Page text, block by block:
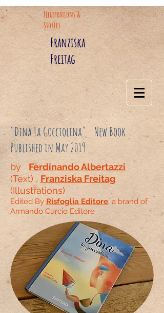
Illustrations &
Stories
Franziska
Freitag
"Dina La Gocciolina" New Book
Published in May 2019
by Ferdinando Albertazzi
(Text) , Franziska Freitag
(Illustrations)
Edited By Risfoglia Editore, a brand of
Armando Curcio Editore